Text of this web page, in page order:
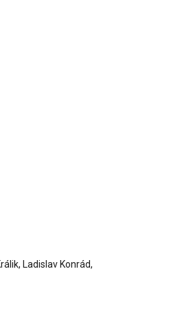
Ladislav Konrád,